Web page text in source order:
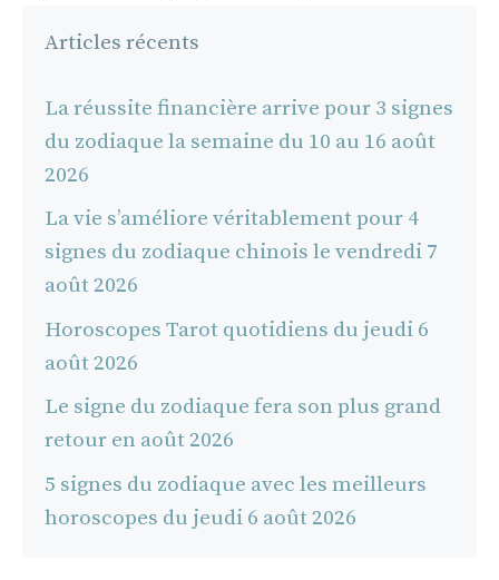
Articles récents
La réussite financière arrive pour 3 signes
du zodiaque la semaine du 10 au 16 août
2026
La vie s’améliore véritablement pour 4
signes du zodiaque chinois le vendredi 7
août 2026
Horoscopes Tarot quotidiens du jeudi 6
août 2026
Le signe du zodiaque fera son plus grand
retour en août 2026
5 signes du zodiaque avec les meilleurs
horoscopes du jeudi 6 août 2026